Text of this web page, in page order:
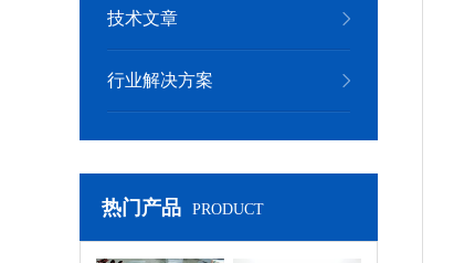
技术文章
行业解决方案
热门产品 PRODUCT